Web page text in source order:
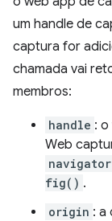
um handle de
captura for
chamada vai
membros:
handle :
Web
fig() .
origin : a